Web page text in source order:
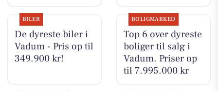
BILER
De dyreste biler i
Vadum - Pris op til
349.900 kr!
BOLIGMARKED
Top 6 over dyreste
boliger til salg i
Vadum. Priser op
til 7.995.000 kr